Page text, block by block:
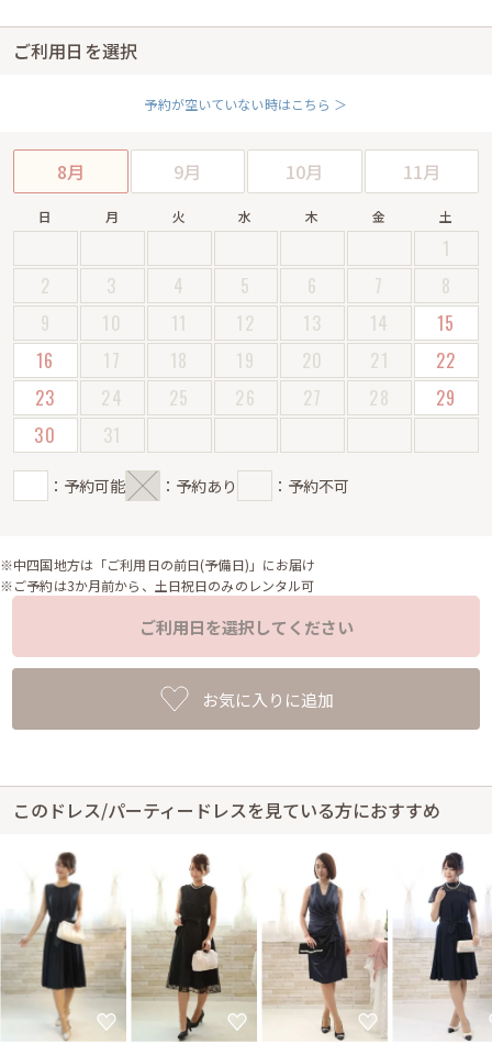
ご利用日を選択
予約が空いていない時はこちら ＞
8月 9月 10月 11月
日 月 火 水 木 金 土
1
2
3 4 5 6 7
8
9
10 11 12 13 14
15
16
17 18 19 20 21
22
23
24 25 26 27 28
29
30
31
：予約可能 ：予約あり ：予約不可
※中四国地方は「ご利用日の前日(予備日)」にお届け
※ご予約は3か月前から、土日祝日のみのレンタル可
ご利用日を選択してください
お気に入りに追加
このドレス/パーティードレスを見ている方におすすめ